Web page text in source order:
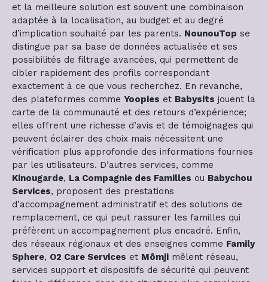
et la meilleure solution est souvent une combinaison
adaptée à la localisation, au budget et au degré
d’implication souhaité par les parents. NounouTop se
distingue par sa base de données actualisée et ses
possibilités de filtrage avancées, qui permettent de
cibler rapidement des profils correspondant
exactement à ce que vous recherchez. En revanche,
des plateformes comme Yoopies et Babysits jouent la
carte de la communauté et des retours d’expérience;
elles offrent une richesse d’avis et de témoignages qui
peuvent éclairer des choix mais nécessitent une
vérification plus approfondie des informations fournies
par les utilisateurs. D’autres services, comme
Kinougarde, La Compagnie des Familles ou Babychou
Services, proposent des prestations
d’accompagnement administratif et des solutions de
remplacement, ce qui peut rassurer les familles qui
préfèrent un accompagnement plus encadré. Enfin,
des réseaux régionaux et des enseignes comme Family
Sphere, O2 Care Services et Mômji mêlent réseau,
services support et dispositifs de sécurité qui peuvent